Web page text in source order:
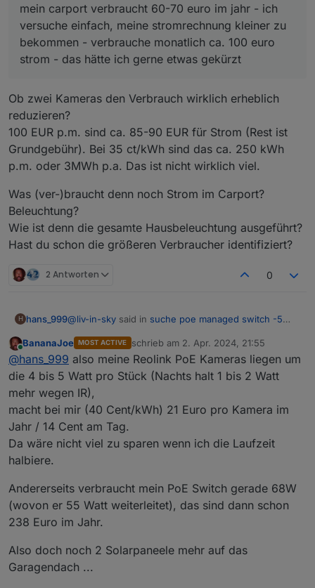
mein carport verbraucht 60-70 euro im jahr - ich
versuche einfach, meine stromrechnung kleiner zu
bekommen - verbrauche monatlich ca. 100 euro
strom - das hätte ich gerne etwas gekürzt
Ob zwei Kameras den Verbrauch wirklich erheblich
reduzieren?
100 EUR p.m. sind ca. 85-90 EUR für Strom (Rest ist
Grundgebühr). Bei 35 ct/kWh sind das ca. 250 kWh
p.m. oder 3MWh p.a. Das ist nicht wirklich viel.
Was (ver-)braucht denn noch Strom im Carport?
Beleuchtung?
Wie ist denn die gesamte Hausbeleuchtung ausgeführt?
Hast du schon die größeren Verbraucher identifiziert?
2 Antworten 0
H hans_999@liv-in-sky said in suche poe managed switch -5
mein carport verbraucht 60-70 euro im jahr -
ich versuche einfach, meine stromrechnung
kleiner zu bekommen - verbrauche monatlich
ca. 100 euro strom - das hätte ich gerne etwas
gekürzt
Ob zwei Kameras den Verbrauch wirklich erheblich
reduzieren?
100 EUR p.m. sind ca. 85-90 EUR für Strom (Rest ist
Grundgebühr). Bei 35 ct/kWh sind das ca. 250 kWh
p.m. oder 3MWh p.a. Das ist nicht wirklich viel.
Was (ver-)braucht denn noch Strom im Carport?
Beleuchtung?
Wie ist denn die gesamte Hausbeleuchtung
ausgeführt?
Online
BananaJoe MOST ACTIVE schrieb am 2. Apr. 2024, 21:55
zuletzt editiert von
@hans_999 also meine Reolink PoE Kameras liegen um
die 4 bis 5 Watt pro Stück (Nachts halt 1 bis 2 Watt
mehr wegen IR),
macht bei mir (40 Cent/kWh) 21 Euro pro Kamera im
Jahr / 14 Cent am Tag.
Da wäre nicht viel zu sparen wenn ich die Laufzeit
halbiere.
Andererseits verbraucht mein PoE Switch gerade 68W
(wovon er 55 Watt weiterleitet), das sind dann schon
238 Euro im Jahr.
Also doch noch 2 Solarpaneele mehr auf das
Garagendach ...